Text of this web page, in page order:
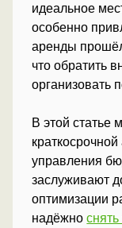
идеальное
особенно
аренды
что обратить
организовать
В этой статье
управления
заслуживают
оптимизации
надёжно